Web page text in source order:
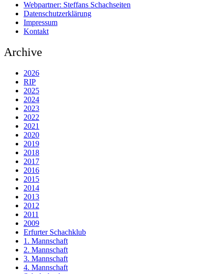
Webpartner: Steffans Schachseiten
Datenschutzerklärung
Impressum
Kontakt
Archive
2026
RIP
2025
2024
2023
2022
2021
2020
2019
2018
2017
2016
2015
2014
2013
2012
2011
2009
Erfurter Schachklub
1. Mannschaft
2. Mannschaft
3. Mannschaft
4. Mannschaft